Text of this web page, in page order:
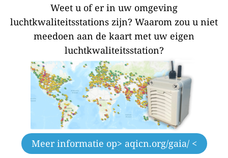
Weet u of er in uw omgeving
luchtkwaliteitsstations zijn? Waarom zou u niet
meedoen aan de kaart met uw eigen
luchtkwaliteitsstation?
Meer informatie op> aqicn.org/gaia/ <